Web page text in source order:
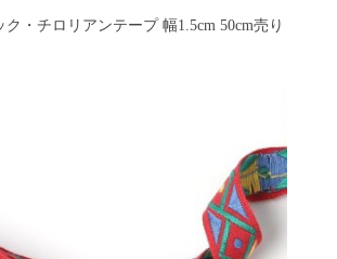
ク・チロリアンテープ 幅1.5cm 50cm売り